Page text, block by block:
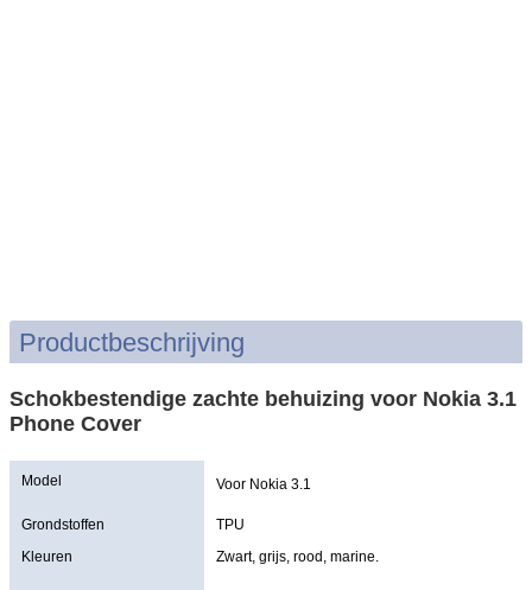
Productbeschrijving
Schokbestendige zachte behuizing voor Nokia 3.1
Phone Cover
Model Voor Nokia 3.1
Grondstoffen
TPU
Kleuren
Zwart, grijs, rood, marine.